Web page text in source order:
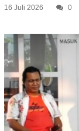
16 Juli 2026 0